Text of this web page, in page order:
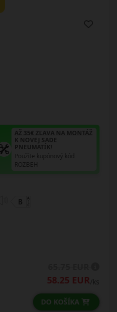
AŽ 35€ ZĽAVA NA MONTÁŽ
K NOVEJ SADE
PNEUMATÍK!
Použite kupónový kód
ROZBEH
58.25 EUR/ks
DO KOŠÍKA